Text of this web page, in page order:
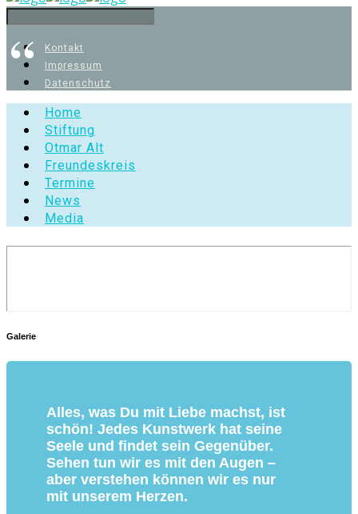
Kontakt
Impressum
Datenschutz
Home
Stiftung
Otmar Alt
Freundeskreis
Termine
News
Media
Galerie
Alles, was Du mit Liebe machst, ist
schön! Jedes Kunstwerk hat seine
Seele und findet sein Gegenüber.
Sehen tun wir es mit den Augen –
aber verstehen können wir es nur
mit unserem Herzen.
Mehr Informationen